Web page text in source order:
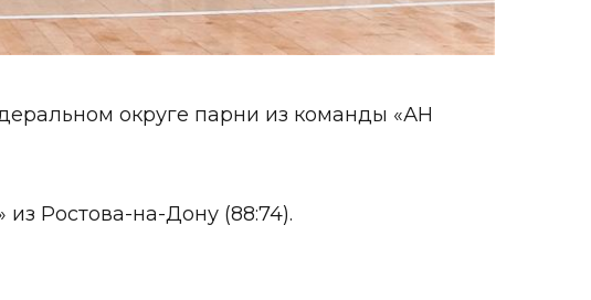
округе парни из команды «АН
Ростова-на-Дону (88:74).